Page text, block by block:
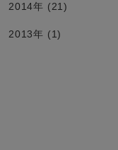
2014年 (21)
2013年 (1)